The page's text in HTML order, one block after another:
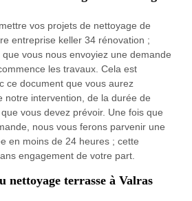
vos projets de nettoyage de
entreprise keller 34 rénovation ;
que vous nous envoyiez une demande
les travaux. Cela est
ce document que vous aurez
notre intervention, de la durée de
vous devez prévoir. Une fois que
nous vous ferons parvenir une
en moins de 24 heures ; cette
engagement de votre part.
nettoyage terrasse à Valras